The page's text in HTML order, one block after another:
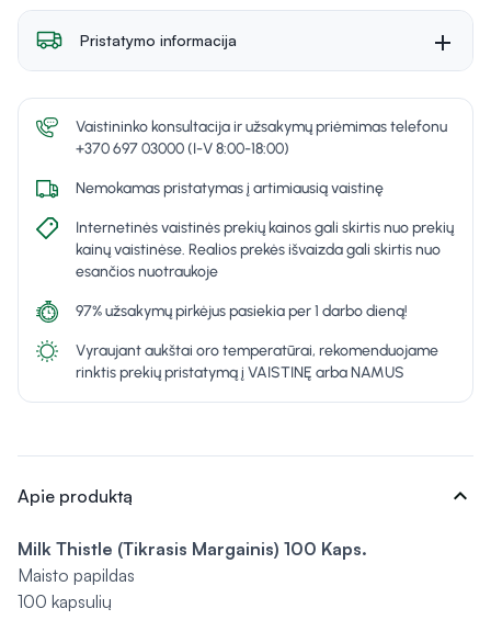
Pristatymo informacija
Vaistininko konsultacija ir užsakymų priėmimas telefonu
+370 697 03000 (I-V 8:00-18:00)
Nemokamas pristatymas į artimiausią vaistinę
Internetinės vaistinės prekių kainos gali skirtis nuo prekių
kainų vaistinėse. Realios prekės išvaizda gali skirtis nuo
esančios nuotraukoje
97% užsakymų pirkėjus pasiekia per 1 darbo dieną!
Vyraujant aukštai oro temperatūrai, rekomenduojame
rinktis prekių pristatymą į VAISTINĘ arba NAMUS
Apie produktą expand_more
Milk Thistle (Tikrasis Margainis) 100 Kaps.
Maisto papildas
100 kapsulių